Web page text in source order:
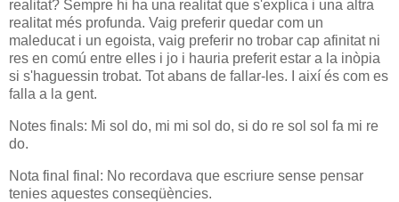
realitat? Sempre hi ha una realitat que s'explica i una altra
realitat més profunda. Vaig preferir quedar com un
maleducat i un egoista, vaig preferir no trobar cap afinitat ni
res en comú entre elles i jo i hauria preferit estar a la inòpia
si s'haguessin trobat. Tot abans de fallar-les. I així és com es
falla a la gent.
Notes finals: Mi sol do, mi mi sol do, si do re sol sol fa mi re
do.
Nota final final: No recordava que escriure sense pensar
tenies aquestes conseqüències.